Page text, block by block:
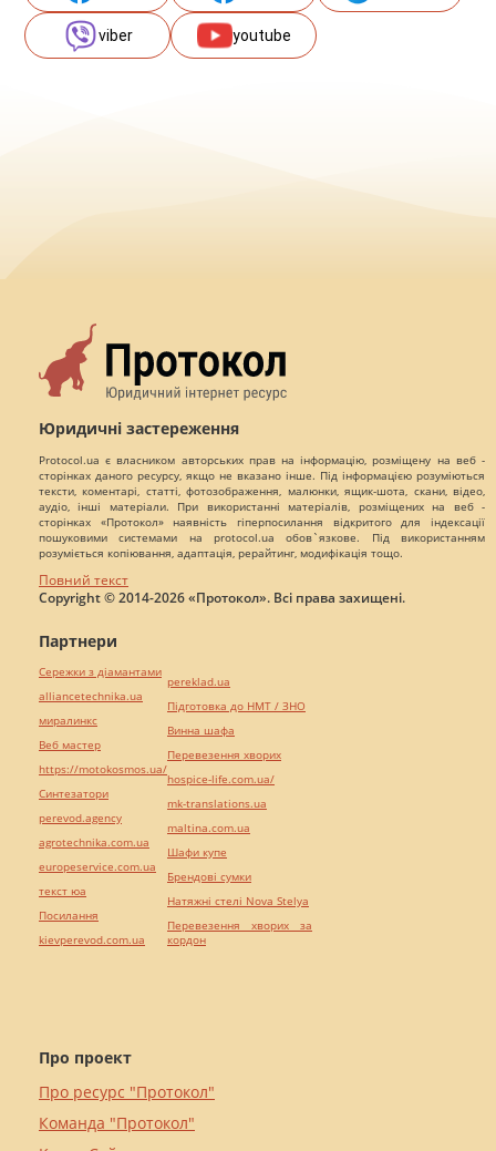
viber youtube
Юридичні застереження
Protocol.ua є власником авторських прав на інформацію, розміщену на веб -
сторінках даного ресурсу, якщо не вказано інше. Під інформацією розуміються
тексти, коментарі, статті, фотозображення, малюнки, ящик-шота, скани, відео,
аудіо, інші матеріали. При використанні матеріалів, розміщених на веб -
сторінках «Протокол» наявність гіперпосилання відкритого для індексації
пошуковими системами на protocol.ua обов`язкове. Під використанням
розуміється копіювання, адаптація, рерайтинг, модифікація тощо.
Повний текст
Copyright © 2014-2026 «Протокол». Всі права захищені.
Про проект
Про ресурс "Протокол"
Команда "Протокол"
Партнери
Сережки з діамантами
alliancetechnika.ua
миралинкс
Веб мастер
https://motokosmos.ua/
Синтезатори
perevod.agency
agrotechnika.com.ua
europeservice.com.ua
текст юа
Посилання
kievperevod.com.ua
pereklad.ua
Підготовка до НМТ / ЗНО
Винна шафа
Перевезення хворих
hospice-life.com.ua/
mk-translations.ua
maltina.com.ua
Шафи купе
Брендові сумки
Натяжні стелі Nova Stelya
Перевезення хворих за
кордон